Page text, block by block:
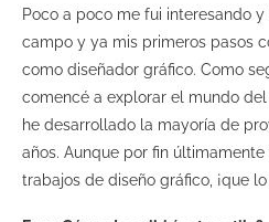
Poco a poco me fui interesando
campo y ya mis primeros pasos
como diseñador gráfico. Como
comencé a explorar el mundo
he desarrollado la mayoría de
años. Aunque por fin
trabajos de diseño gráfico, ¡que